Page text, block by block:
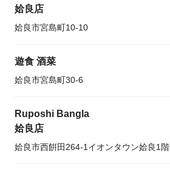
姶良店
姶良市宮島町10-10
遊食 酒菜
姶良市宮島町30-6
Ruposhi Bangla
姶良店
姶良市西餠田264-1イオンタウン姶良1階